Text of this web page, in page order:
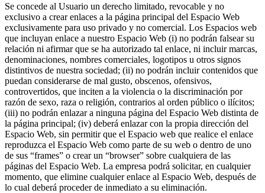
Se concede al Usuario un derecho limitado, revocable y no
exclusivo a crear enlaces a la página principal del Espacio Web
exclusivamente para uso privado y no comercial. Los Espacios web
que incluyan enlace a nuestro Espacio Web (i) no podrán falsear su
relación ni afirmar que se ha autorizado tal enlace, ni incluir marcas,
denominaciones, nombres comerciales, logotipos u otros signos
distintivos de nuestra sociedad; (ii) no podrán incluir contenidos que
puedan considerarse de mal gusto, obscenos, ofensivos,
controvertidos, que inciten a la violencia o la discriminación por
razón de sexo, raza o religión, contrarios al orden público o ilícitos;
(iii) no podrán enlazar a ninguna página del Espacio Web distinta de
la página principal; (iv) deberá enlazar con la propia dirección del
Espacio Web, sin permitir que el Espacio web que realice el enlace
reproduzca el Espacio Web como parte de su web o dentro de uno
de sus “frames” o crear un “browser” sobre cualquiera de las
páginas del Espacio Web. La empresa podrá solicitar, en cualquier
momento, que elimine cualquier enlace al Espacio Web, después de
lo cual deberá proceder de inmediato a su eliminación.